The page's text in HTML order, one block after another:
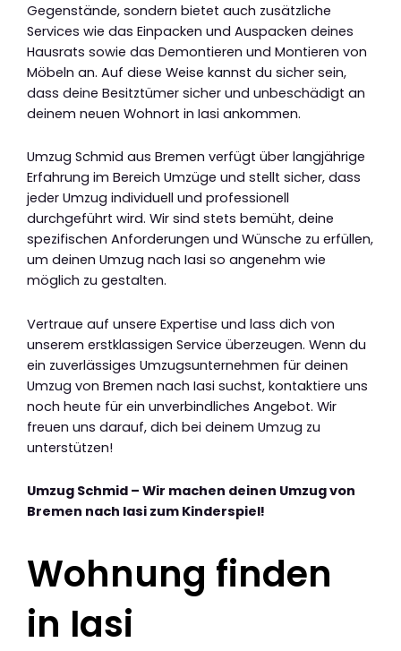
Gegenstände, sondern bietet auch zusätzliche
Services wie das Einpacken und Auspacken deines
Hausrats sowie das Demontieren und Montieren von
Möbeln an. Auf diese Weise kannst du sicher sein,
dass deine Besitztümer sicher und unbeschädigt an
deinem neuen Wohnort in Iasi ankommen.
Umzug Schmid aus Bremen verfügt über langjährige
Erfahrung im Bereich Umzüge und stellt sicher, dass
jeder Umzug individuell und professionell
durchgeführt wird. Wir sind stets bemüht, deine
spezifischen Anforderungen und Wünsche zu erfüllen,
um deinen Umzug nach Iasi so angenehm wie
möglich zu gestalten.
Vertraue auf unsere Expertise und lass dich von
unserem erstklassigen Service überzeugen. Wenn du
ein zuverlässiges Umzugsunternehmen für deinen
Umzug von Bremen nach Iasi suchst, kontaktiere uns
noch heute für ein unverbindliches Angebot. Wir
freuen uns darauf, dich bei deinem Umzug zu
unterstützen!
Umzug Schmid – Wir machen deinen Umzug von
Bremen nach Iasi zum Kinderspiel!
Wohnung finden
in Iasi